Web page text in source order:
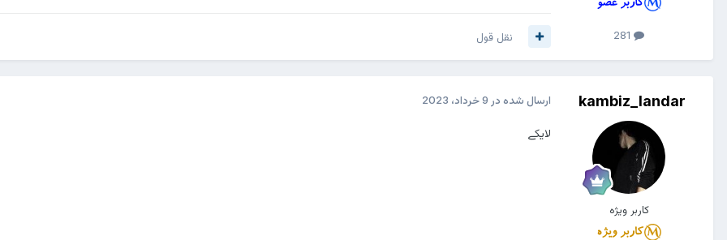
نقل قول
kambiz_landar
کاربر ویژه
ارسال شده در 9 خرداد، 2023
لایکے